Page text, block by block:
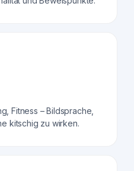
Fitness – Bildsprache,
kitschig zu wirken.